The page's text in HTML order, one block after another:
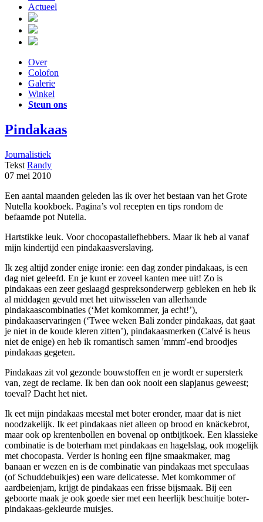
Actueel
Over
Colofon
Galerie
Winkel
Steun ons
Pindakaas
Journalistiek
Tekst Randy
07 mei 2010
Een aantal maanden geleden las ik over het bestaan van het Grote
Nutella kookboek. Pagina’s vol recepten en tips rondom de
befaamde pot Nutella.
Hartstikke leuk. Voor chocopastaliefhebbers. Maar ik heb al vanaf
mijn kindertijd een pindakaasverslaving.
Ik zeg altijd zonder enige ironie: een dag zonder pindakaas, is een
dag niet geleefd. En je kunt er zoveel kanten mee uit! Zo is
pindakaas een zeer geslaagd gespreksonderwerp gebleken en heb ik
al middagen gevuld met het uitwisselen van allerhande
pindakaascombinaties (‘Met komkommer, ja echt!’),
pindakaaservaringen (‘Twee weken Bali zonder pindakaas, dat gaat
je niet in de koude kleren zitten’), pindakaasmerken (Calvé is heus
niet de enige) en heb ik romantisch samen 'mmm'-end broodjes
pindakaas gegeten.
Pindakaas zit vol gezonde bouwstoffen en je wordt er supersterk
van, zegt de reclame. Ik ben dan ook nooit een slapjanus geweest;
toeval? Dacht het niet.
Ik eet mijn pindakaas meestal met boter eronder, maar dat is niet
noodzakelijk. Ik eet pindakaas niet alleen op brood en knäckebrot,
maar ook op krentenbollen en bovenal op ontbijtkoek. Een klassieke
combinatie is de boterham met pindakaas en hagelslag, ook mogelijk
met chocopasta. Verder is honing een fijne smaakmaker, mag
banaan er wezen en is de combinatie van pindakaas met speculaas
(of Schuddebuikjes) een ware delicatesse. Met komkommer of
aardbeienjam, krijgt de pindakaas een frisse bijsmaak. Bij een
geboorte maak je ook goede sier met een heerlijk beschuitje boter-
pindakaas-gekleurde muisjes.